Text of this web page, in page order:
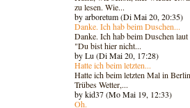
zu lesen. Wie...
by arboretum (Di Mai 20, 20:35)
Danke. Ich hab beim Duschen...
Danke. Ich hab beim Duschen laut
"Du bist hier nicht...
by Lu (Di Mai 20, 17:28)
Hatte ich beim letzten...
Hatte ich beim letzten Mal in
Trübes Wetter,...
by kid37 (Mo Mai 19, 12:33)
Oh.